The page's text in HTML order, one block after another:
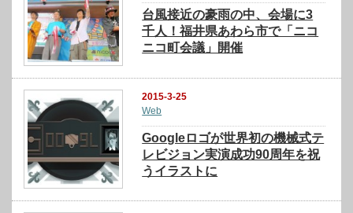
台風接近の豪雨の中、会場に3
千人！福井県あわら市で「ニコ
ニコ町会議」開催
2015-3-25
Web
Googleロゴが世界初の機械式テ
レビジョン実演成功90周年を祝
うイラストに